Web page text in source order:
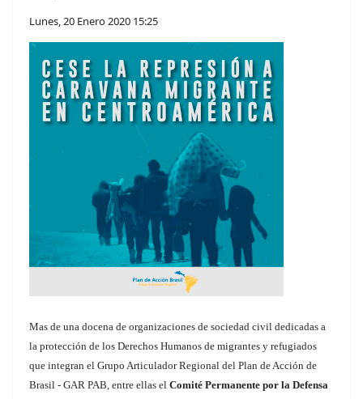
Lunes, 20 Enero 2020 15:25
Mas de una docena de organizaciones de sociedad civil dedicadas a
la protección de los Derechos Humanos de migrantes y refugiados
que integran el Grupo Articulador Regional del Plan de Acción de
Brasil - GAR PAB, entre ellas el Comité Permanente por la Defensa